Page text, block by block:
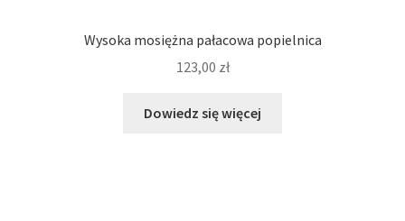
Wysoka mosiężna pałacowa popielnica
123,00 zł
Dowiedz się więcej